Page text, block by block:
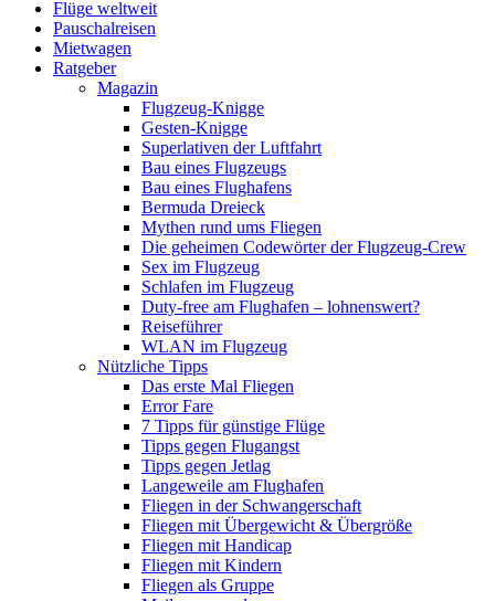
Flüge weltweit
Pauschalreisen
Mietwagen
Ratgeber
Magazin
Flugzeug-Knigge
Gesten-Knigge
Superlativen der Luftfahrt
Bau eines Flugzeugs
Bau eines Flughafens
Bermuda Dreieck
Mythen rund ums Fliegen
Die geheimen Codewörter der Flugzeug-Crew
Sex im Flugzeug
Schlafen im Flugzeug
Duty-free am Flughafen – lohnenswert?
Reiseführer
WLAN im Flugzeug
Nützliche Tipps
Das erste Mal Fliegen
Error Fare
7 Tipps für günstige Flüge
Tipps gegen Flugangst
Tipps gegen Jetlag
Langeweile am Flughafen
Fliegen in der Schwangerschaft
Fliegen mit Übergewicht & Übergröße
Fliegen mit Handicap
Fliegen mit Kindern
Fliegen als Gruppe